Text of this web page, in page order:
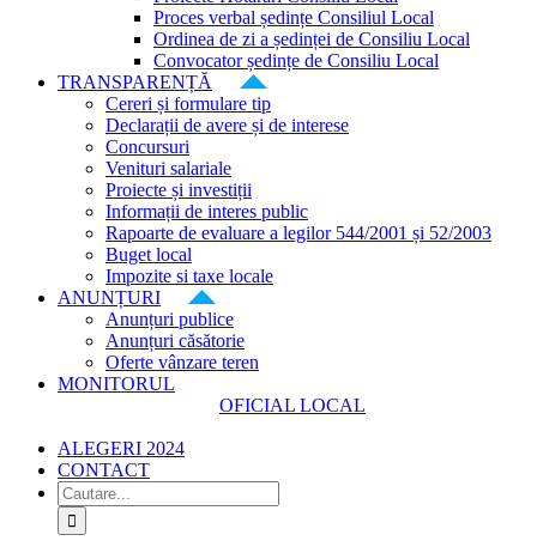
Proces verbal ședințe Consiliul Local
Ordinea de zi a ședinței de Consiliu Local
Convocator ședințe de Consiliu Local
TRANSPARENȚĂ
Cereri și formulare tip
Declarații de avere și de interese
Concursuri
Venituri salariale
Proiecte și investiții
Informații de interes public
Rapoarte de evaluare a legilor 544/2001 și 52/2003
Buget local
Impozite si taxe locale
ANUNȚURI
Anunțuri publice
Anunțuri căsătorie
Oferte vânzare teren
MONITORUL
OFICIAL LOCAL
ALEGERI 2024
CONTACT
Cautare...